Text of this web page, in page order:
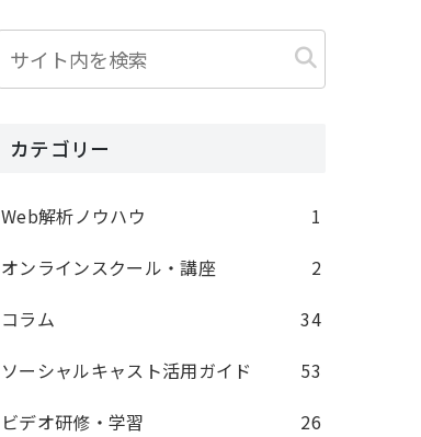
カテゴリー
Web解析ノウハウ
1
オンラインスクール・講座
2
コラム
34
ソーシャルキャスト活用ガイド
53
ビデオ研修・学習
26